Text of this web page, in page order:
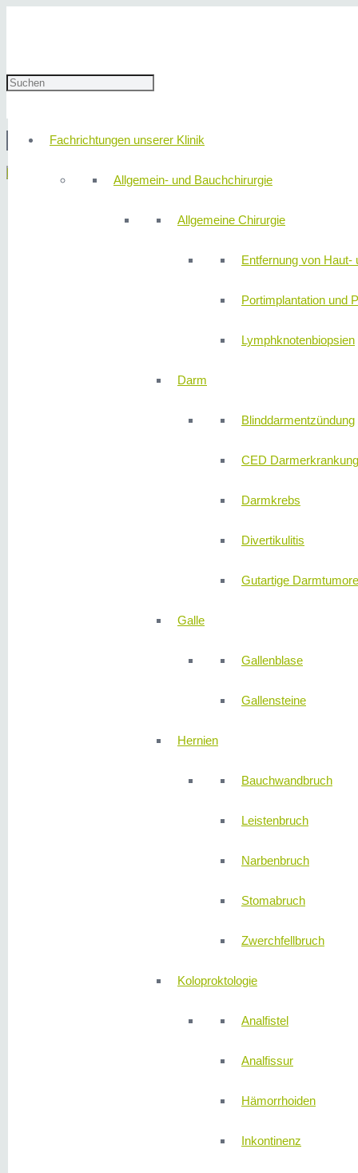
Fachrichtungen unserer Klinik
Allgemein- und Bauchchirurgie
Allgemeine Chirurgie
Entfernung von Haut-
Portimplantation und
Lymphknotenbiopsien
Darm
Blinddarmentzündung
CED Darmerkrankung
Darmkrebs
Divertikulitis
Gutartige Darmtumore
Galle
Gallenblase
Gallensteine
Hernien
Bauchwandbruch
Leistenbruch
Narbenbruch
Stomabruch
Zwerchfellbruch
Koloproktologie
Analfistel
Analfissur
Hämorrhoiden
Inkontinenz
23. Oktober 2019310redaktion
Menü